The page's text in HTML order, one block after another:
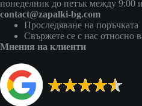
понеделник до петък между 9:00
contact@zapalki-bg.com
Проследяване на поръчката
Свържете се с нас относно
Мнения на клиенти